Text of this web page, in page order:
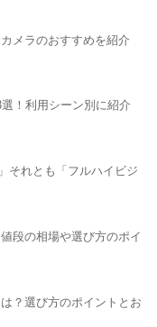
メラのおすすめを紹介
！利用シーン別に紹介
それとも「フルハイビジ
段の相場や選び方のポイ
？選び方のポイントとお